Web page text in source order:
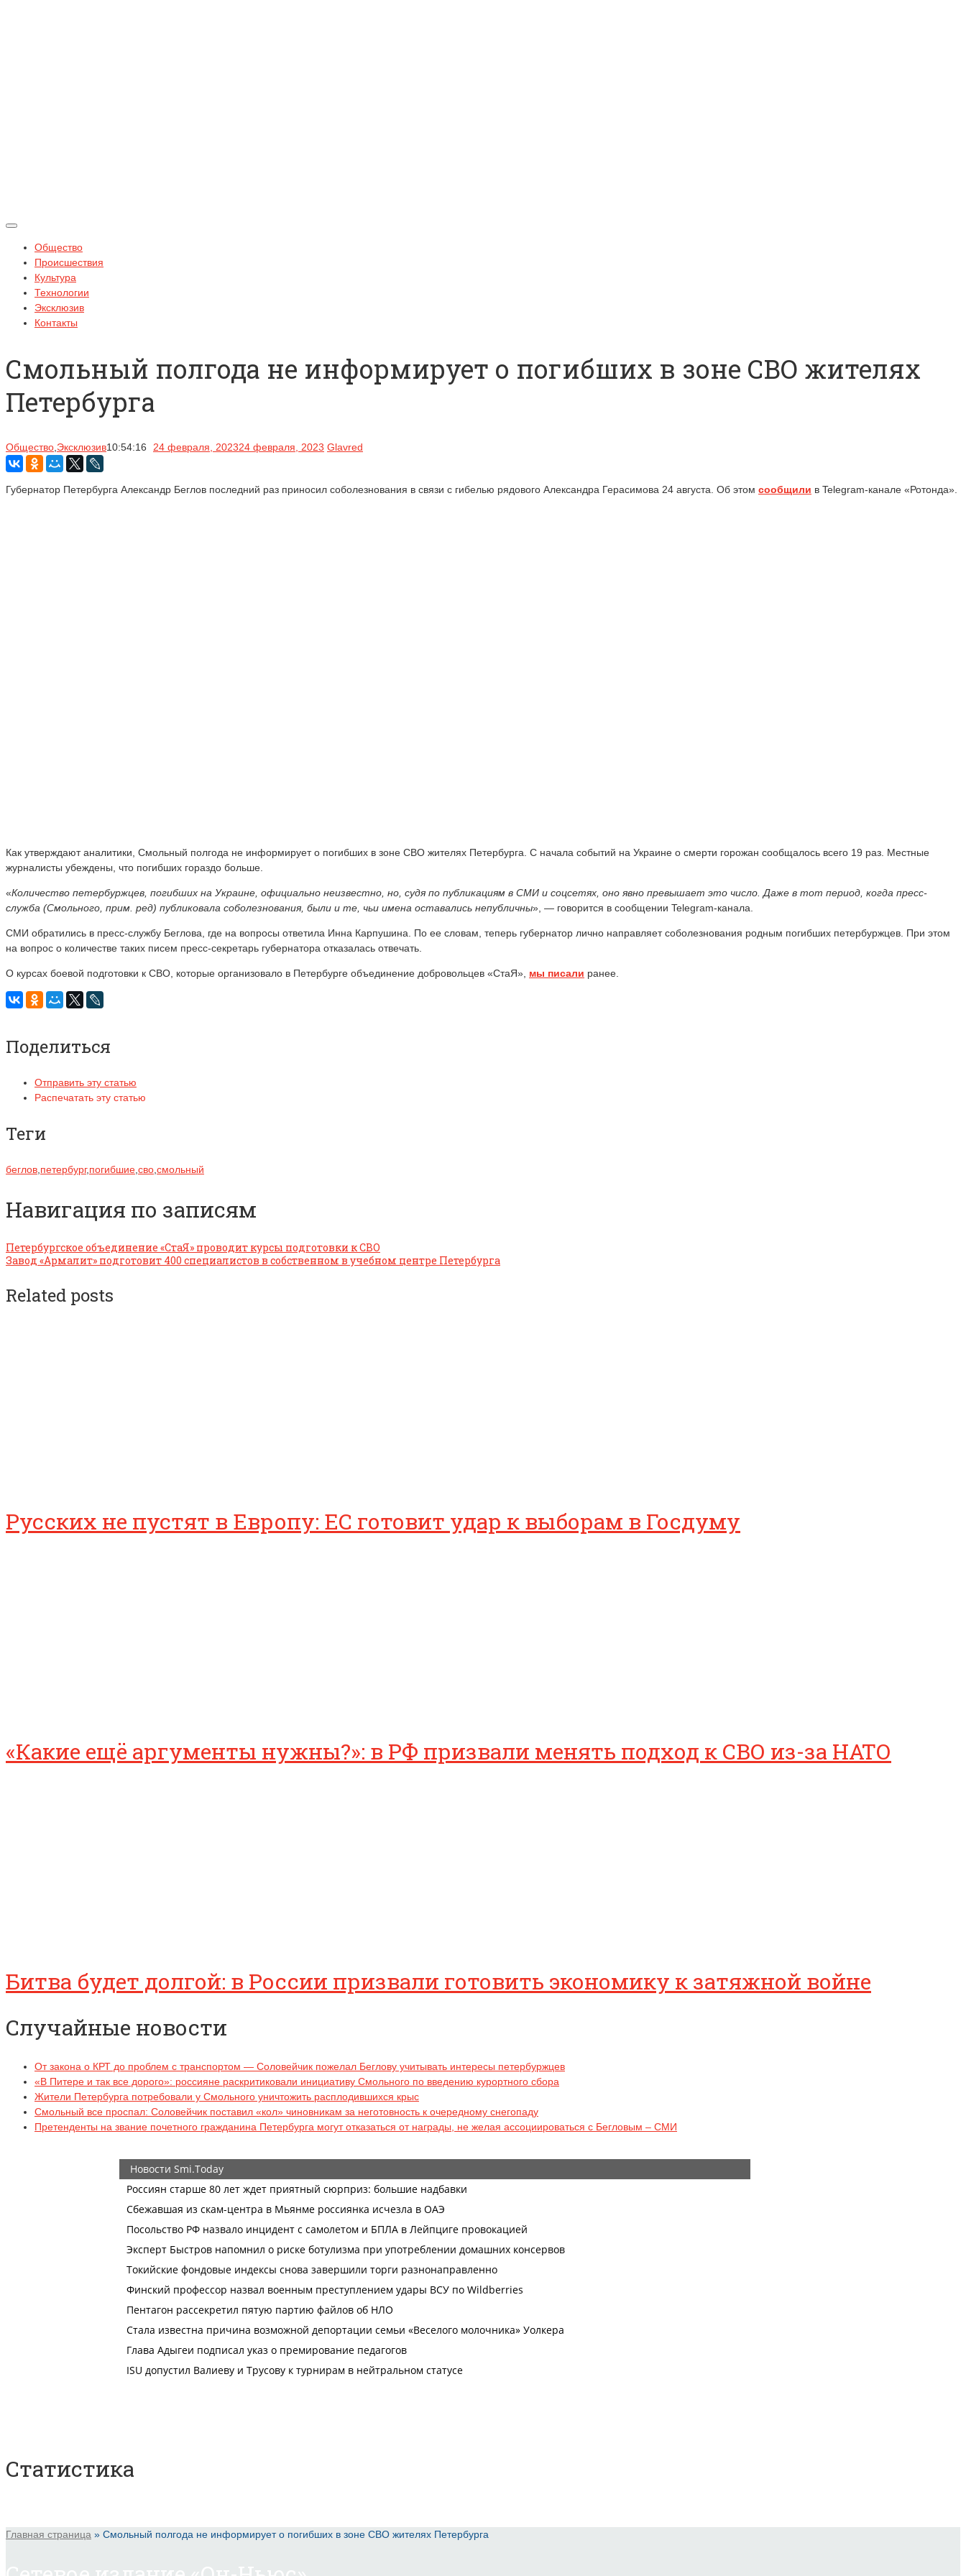
Общество
Происшествия
Культура
Технологии
Эксклюзив
Контакты
Смольный полгода не информирует о погибших в зоне СВО жителях
Петербурга
Общество Эксклюзив10:54:16 24 февраля, 202324 февраля, 2023 Glavred
Губернатор Петербурга Александр Беглов последний раз приносил соболезнования в связи с гибелью рядового Александра Герасимова 24 августа. Об этом сообщили в Telegram-канале «Ротонда».
Как утверждают аналитики, Смольный полгода не информирует о погибших в зоне СВО жителях Петербурга. С начала событий на Украине о смерти горожан сообщалось всего 19 раз. Местные
журналисты убеждены, что погибших гораздо больше.
«Количество петербуржцев, погибших на Украине, официально неизвестно, но, судя по публикациям в СМИ и соцсетях, оно явно превышает это число. Даже в тот период, когда пресс-
служба (Смольного, прим. ред) публиковала соболезнования, были и те, чьи имена оставались непубличны», — говорится в сообщении Telegram-канала.
СМИ обратились в пресс-службу Беглова, где на вопросы ответила Инна Карпушина. По ее словам, теперь губернатор лично направляет соболезнования родным погибших петербуржцев. При этом
на вопрос о количестве таких писем пресс-секретарь губернатора отказалась отвечать.
О курсах боевой подготовки к СВО, которые организовало в Петербурге объединение добровольцев «СтаЯ», мы писали ранее.
Поделиться
Отправить эту статью
Распечатать эту статью
Теги
беглов петербург,погибшие сво смольный
Навигация по записям
Петербургское объединение «СтаЯ» проводит курсы подготовки к СВО
Завод «Армалит» подготовит 400 специалистов в собственном в учебном центре Петербурга
Related posts
Русских не пустят в Европу: ЕС готовит удар к выборам в Госдуму
«Какие ещё аргументы нужны?»: в РФ призвали менять подход к СВО из-за НАТО
Битва будет долгой: в России призвали готовить экономику к затяжной войне
Случайные новости
От закона о КРТ до проблем с транспортом — Соловейчик пожелал Беглову учитывать интересы петербуржцев
«В Питере и так все дорого»: россияне раскритиковали инициативу Смольного по введению курортного сбора
Жители Петербурга потребовали у Смольного уничтожить расплодившихся крыс
Смольный все проспал: Соловейчик поставил «кол» чиновникам за неготовность к очередному снегопаду
Претенденты на звание почетного гражданина Петербурга могут отказаться от награды, не желая ассоциироваться с Бегловым – СМИ
Статистика
Главная страница » Смольный полгода не информирует о погибших в зоне СВО жителях Петербурга